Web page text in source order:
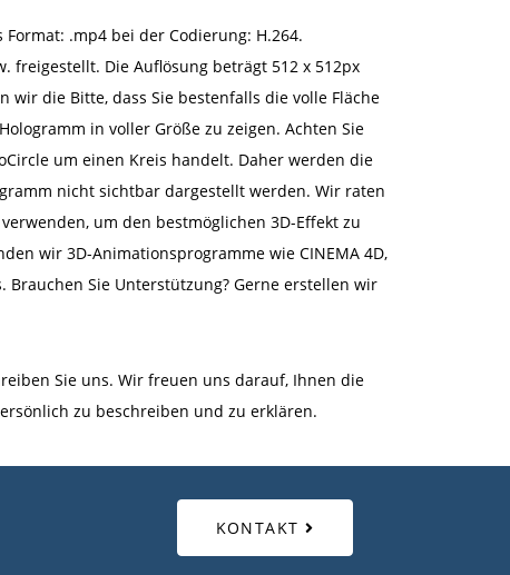
.mp4 bei der Codierung: H.264.
freigestellt. Die Auflösung beträgt 512 x 512px
wir die Bitte, dass Sie bestenfalls die volle Fläche
in voller Größe zu zeigen. Achten Sie
um einen Kreis handelt. Daher werden die
nicht sichtbar dargestellt werden. Wir raten
um den bestmöglichen 3D-Effekt zu
wir 3D-Animationsprogramme wie CINEMA 4D,
Brauchen Sie Unterstützung? Gerne erstellen wir
Sie uns. Wir freuen uns darauf, Ihnen die
zu beschreiben und zu erklären.
KONTAKT